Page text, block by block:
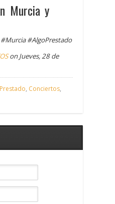
Murcia y
#AlgoPrestado
on Jueves, 28 de
, Conciertos,